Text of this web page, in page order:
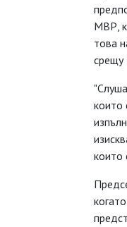
МВР,
това
срещу
които
които